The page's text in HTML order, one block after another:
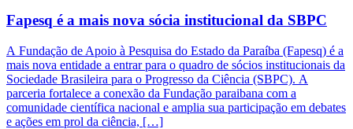
Fapesq é a mais nova sócia institucional da SBPC
A Fundação de Apoio à Pesquisa do Estado da Paraíba (Fapesq) é a
mais nova entidade a entrar para o quadro de sócios institucionais da
Sociedade Brasileira para o Progresso da Ciência (SBPC). A
parceria fortalece a conexão da Fundação paraibana com a
comunidade científica nacional e amplia sua participação em debates
e ações em prol da ciência, […]